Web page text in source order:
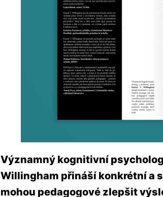
Významný kognitivní
Willingham přináší konkrétní a
mohou pedagogové zlepšit